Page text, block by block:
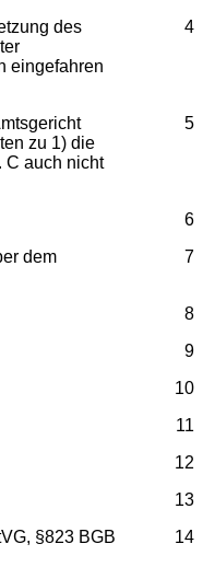
4
des
eingefahren
5
zu 1) die
C auch nicht
6
7
dem
8
9
10
11
12
13
14
§823 BGB